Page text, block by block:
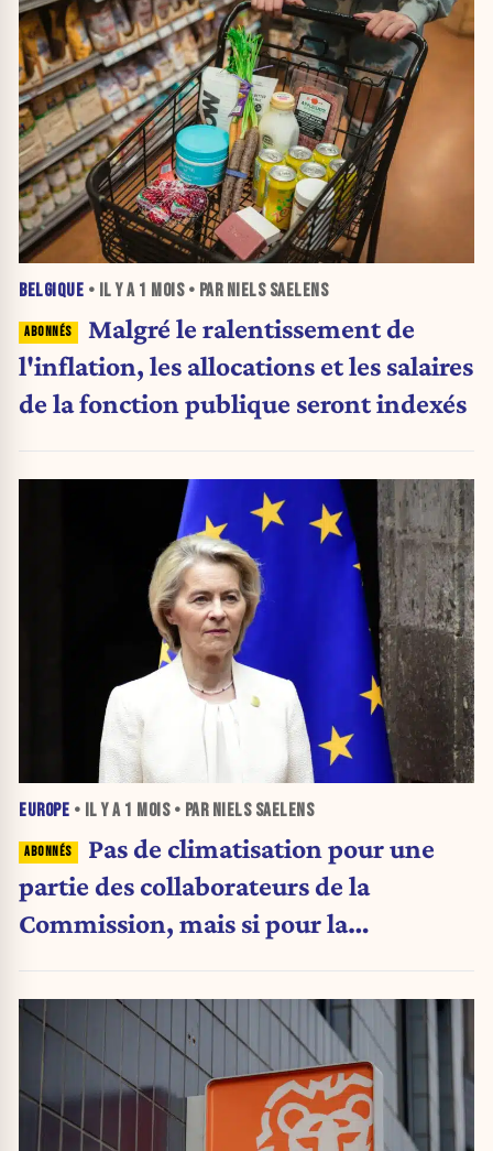
BELGIQUE • IL Y A 1 MOIS• PAR NIELS SAELENS
Malgré le ralentissement de
l'inflation, les allocations et les salaires
de la fonction publique seront indexés
EUROPE • IL Y A 1 MOIS• PAR NIELS SAELENS
Pas de climatisation pour une
partie des collaborateurs de la
Commission, mais si pour la
comme du féodalisme»